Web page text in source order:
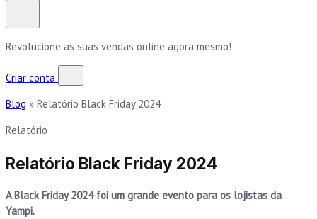
Revolucione as suas vendas online agora mesmo!
Criar conta
Blog » Relatório Black Friday 2024
Relatório
Relatório Black Friday 2024
A Black Friday 2024 foi um grande evento para os lojistas da
Yampi.